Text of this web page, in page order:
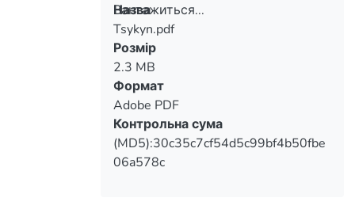
Вантажиться...
Вантажиться...
Назва
Tsykyn.pdf
Розмір
2.3 MB
Формат
Adobe PDF
Контрольна сума
(MD5):30c35c7cf54d5c99bf4b50fbe
06a578c